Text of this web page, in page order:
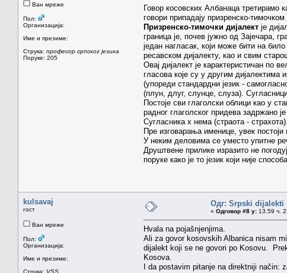
Ван мреже
Пол:
Организација:
Име и презиме:
Струка: професор српског језика
Поруке: 205
Говор косовских Албанаца третирамо
говори припадају призренско-тимочком
Призренско-тимочки дијалект је
граница је, почев јужно од Зајечара,
један нагласак, који може бити на
ресавском дијалекту, као и свим
Овај дијалект је карактеристичан по
гласова које су у другим
(упореди стандардни језик -
(плун, длуг, слунце, слуза).
Постоје сви глаголски облици као у
радног глаголског придева задржано
Сугласника х нема (страота - страхота).
Пре изговарања именице, увек
У неким деловима се уместо упитне
Друштвене прилике изразито не
поруке како је то језик који није
kulsavaj
гост
Ван мреже
Пол:
Организација:
Име и презиме:
Струка: VSS
Одг: Srpski dijalekti
« Одговор #8 у: 13.59 ч.
Hvala na pojašnjenjima.
Ali za govor kosovskih Albanica nisam
dijalekt koji se ne govori po Kosovu.
Kosova.
I da postavim pitanje na direktniji način: